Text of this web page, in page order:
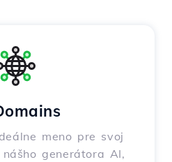
meno pre svoj
generátora AI,